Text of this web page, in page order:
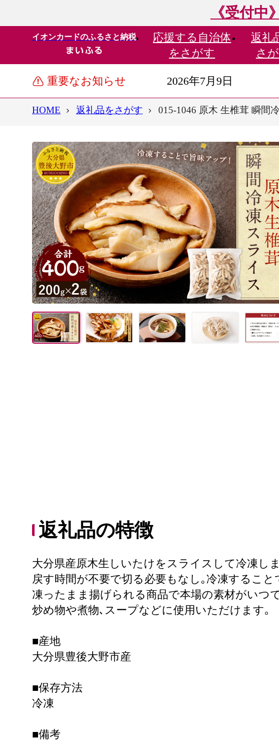
《受付中
イオンカードのふるさと納税 応援する 自治体
をさがす
返礼
さ
重要なお知らせ 2026年7月9日
HOME 返礼品をさがす 015-1046 原木 生椎茸 瞬間
返礼品の特徴
大分県産原木生しいたけをスライスして冷凍しま
戻す時間が不要で切る必要もなし｡冷凍すること
凍ったまま揚げられる商品で本場の素材がいつ
炒め物や煮物､スープなどに使用いただけます｡
■産地
大分県豊後大野市産
■保存方法
冷凍
■備考